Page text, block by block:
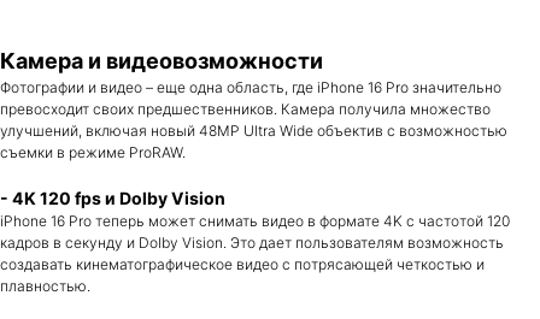
Камера и видеовозможности
Фотографии и видео – еще одна область, где iPhone 16 Pro значительно
превосходит своих предшественников. Камера получила множество
улучшений, включая новый 48MP Ultra Wide объектив с возможностью
съемки в режиме ProRAW.
- 4K 120 fps и Dolby Vision
iPhone 16 Pro теперь может снимать видео в формате 4K с частотой 120
кадров в секунду и Dolby Vision. Это дает пользователям возможность
создавать кинематографическое видео с потрясающей четкостью и
плавностью.